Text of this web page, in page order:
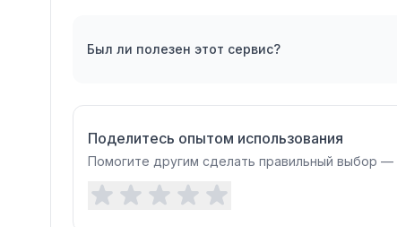
Помимо Telegram, Salebot поддерживает
Messenger и другие каналы. Все диалоги
Был ли полезен этот сервис?
Поделитесь опытом использования
Помогите другим сделать правильный выбор —